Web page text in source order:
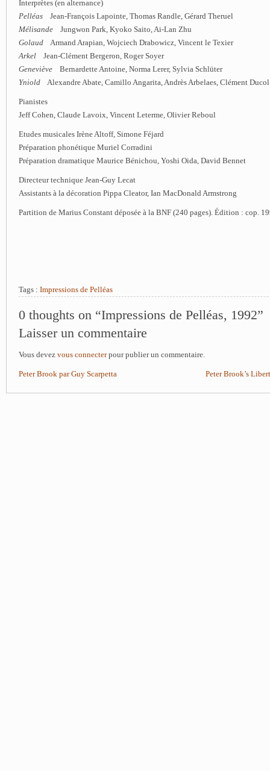
Interprètes (en alternance)
Pelléas Jean-François Lapointe, Thomas Randle, Gérard Theruel
Mélisande Jungwon Park, Kyoko Saito, Ai-Lan Zhu
Golaud Armand Arapian, Wojciech Drabowicz, Vincent le Texier
Arkel Jean-Clément Bergeron, Roger Soyer
Geneviève Bernardette Antoine, Norma Lerer, Sylvia Schlüter
Yniold Alexandre Abate, Camillo Angarita, Andrès Arbelaes, Clément Ducol
Pianistes
Jeff Cohen, Claude Lavoix, Vincent Leterme, Olivier Reboul
Etudes musicales Irène Altoff, Simone Féjard
Préparation phonétique Muriel Corradini
Préparation dramatique Maurice Bénichou, Yoshi Oida, David Bennet
Directeur technique Jean-Guy Lecat
Assistants à la décoration Pippa Cleator, Ian MacDonald Armstrong
Partition de Marius Constant déposée à la BNF (240 pages). Édition : cop.
Tags : Impressions de Pelléas
0 thoughts on “Impressions de Pelléas, 1992”
Laisser un commentaire
Vous devez vous connecterpour publier un commentaire.
Peter Brook par Guy Scarpetta Peter Brook’s